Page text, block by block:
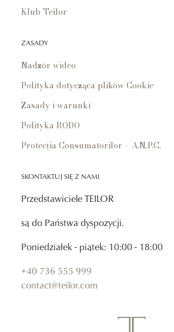
Klub Teilor
ZASADY
Nadzór wideo
Polityka dotycząca plików Cookie
Zasady i warunki
Polityka RODO
Protecția Consumatorilor – A.N.P.C.
SKONTAKTUJ SIĘ Z NAMI
Przedstawiciele TEILOR
są do Państwa dyspozycji.
Poniedziałek - piątek: 10:00 - 18:00
+40 736 555 999
contact@teilor.com